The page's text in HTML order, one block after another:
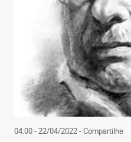
04:00 - 22/04/2022- Compartilhe